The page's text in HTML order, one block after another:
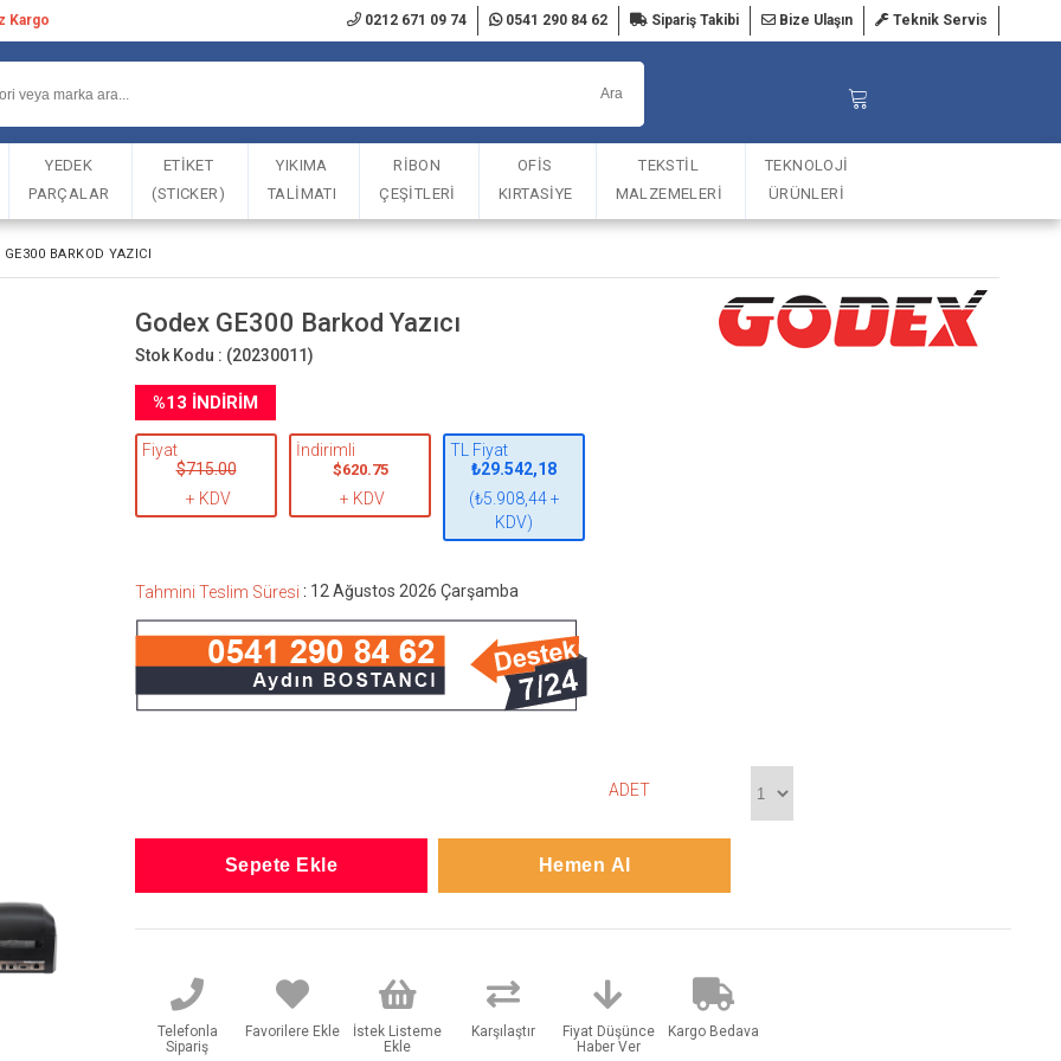
Kargo 0212 671 09 74 0541 290 84 62 Sipariş Takibi Bize Ulaşın Teknik Servis
YEDEK
PARÇALAR
ETİKET
(STICKER)
YIKIMA
TALİMATI
RİBON
ÇEŞİTLERİ
OFİS
KIRTASİYE
TEKSTİL
MALZEMELERİ
TEKNOLOJİ
ÜRÜNLERİ
GE300 BARKOD YAZICI
Godex GE300 Barkod Yazıcı
Stok Kodu : (20230011)
%13 İNDIRIM
Fiyat
$715.00
+ KDV
İndirimli
$620.75
+ KDV
TL Fiyat
₺29.542,18
(₺5.908,44 +
KDV)
Tahmini Teslim Süresi : 12 Ağustos 2026 Çarşamba
ADET
Telefonla
Sipariş
Favorilere Ekle
İstek Listeme
Ekle
Karşılaştır
Fiyat Düşünce
Haber Ver
Kargo Bedava